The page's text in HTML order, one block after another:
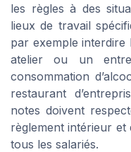
les règles à des
lieux de travail
par exemple interdire
atelier ou un
consommation
restaurant
notes doivent
règlement intérieur et
tous les salariés.